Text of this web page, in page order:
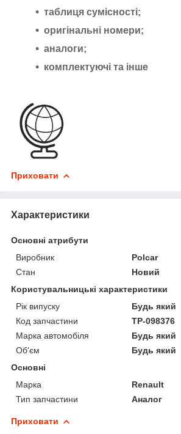
таблиця сумісності;
оригінальні номери;
аналоги;
комплектуючі та інше
Приховати
Характеристики
Основні атрибути
Виробник
Polcar
Стан
Новий
Користувальницькі характеристики
Рік випуску
Будь який
Код запчастини
TP-098376
Марка автомобіля
Будь який
Об'єм
Будь який
Основні
Марка
Renault
Тип запчастини
Аналог
Приховати